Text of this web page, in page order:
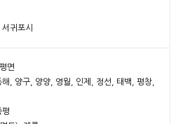
귀포시
면
해, 양구, 양양, 영월, 인제, 정선, 태백, 평창,
평